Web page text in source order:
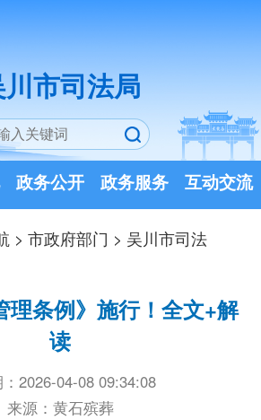
市司法局
政务公开 政务服务 互动交流
>市政府部门 > 吴川市司法
理条例》施行！全文+解
读
2026-04-08 09:34:08
来源：黄石殡葬